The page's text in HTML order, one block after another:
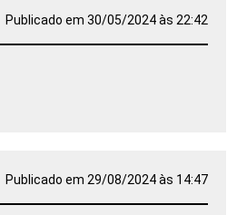
Publicado em 30/05/2024 às 22:42
Publicado em 29/08/2024 às 14:47